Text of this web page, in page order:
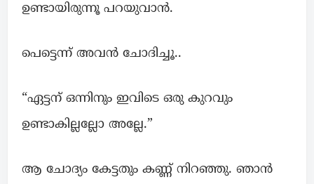
ഉണ്ടായിരുന്നൂ പറയുവാൻ.
പെട്ടെന്ന് അവൻ ചോദിച്ചൂ..
“ഏട്ടന് ഒന്നിനും ഇവിടെ ഒരു കുറവും
ഉണ്ടാകില്ലല്ലോ അല്ലേ.”
ആ ചോദ്യം കേട്ടതും കണ്ണ് നിറഞ്ഞു. ഞാൻ